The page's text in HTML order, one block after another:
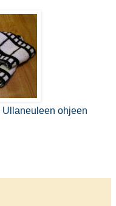
Ullaneuleen ohjeen